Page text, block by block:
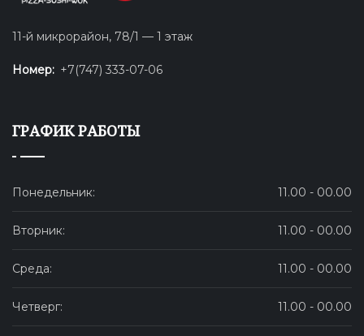
11-й микрорайон, 78/1 — 1 этаж
Номер: +7(747) 333-07-06
ГРАФИК РАБОТЫ
Понедельник: 11.00 - 00.00
Вторник: 11.00 - 00.00
Среда: 11.00 - 00.00
Четверг: 11.00 - 00.00